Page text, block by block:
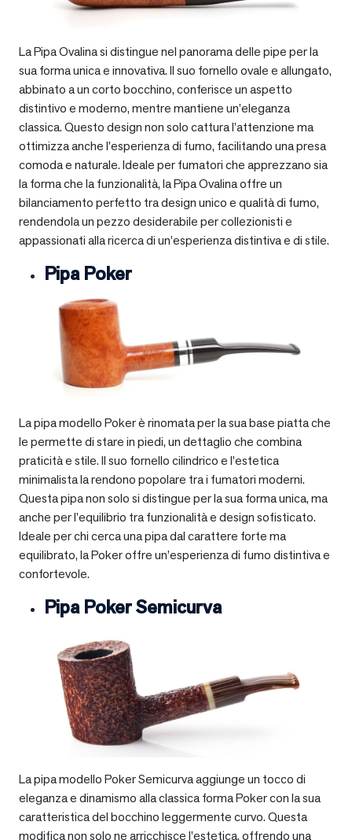
La Pipa Ovalina si distingue nel panorama delle pipe per la
sua forma unica e innovativa. Il suo fornello ovale e allungato,
abbinato a un corto bocchino, conferisce un aspetto
distintivo e moderno, mentre mantiene un’eleganza
classica. Questo design non solo cattura l’attenzione ma
ottimizza anche l’esperienza di fumo, facilitando una presa
comoda e naturale. Ideale per fumatori che apprezzano sia
la forma che la funzionalità, la Pipa Ovalina offre un
bilanciamento perfetto tra design unico e qualità di fumo,
rendendola un pezzo desiderabile per collezionisti e
appassionati alla ricerca di un’esperienza distintiva e di stile.
Pipa Poker
La pipa modello Poker è rinomata per la sua base piatta che
le permette di stare in piedi, un dettaglio che combina
praticità e stile. Il suo fornello cilindrico e l’estetica
minimalista la rendono popolare tra i fumatori moderni.
Questa pipa non solo si distingue per la sua forma unica, ma
anche per l’equilibrio tra funzionalità e design sofisticato.
Ideale per chi cerca una pipa dal carattere forte ma
equilibrato, la Poker offre un’esperienza di fumo distintiva e
confortevole.
Pipa Poker Semicurva
La pipa modello Poker Semicurva aggiunge un tocco di
eleganza e dinamismo alla classica forma Poker con la sua
caratteristica del bocchino leggermente curvo. Questa
modifica non solo ne arricchisce l’estetica, offrendo una